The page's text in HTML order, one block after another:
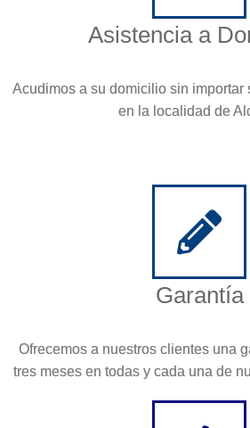
Asistencia a
Acudimos a su domicilio sin importar
en la localidad de
Garantía
Ofrecemos a nuestros clientes una
tres meses en todas y cada una de